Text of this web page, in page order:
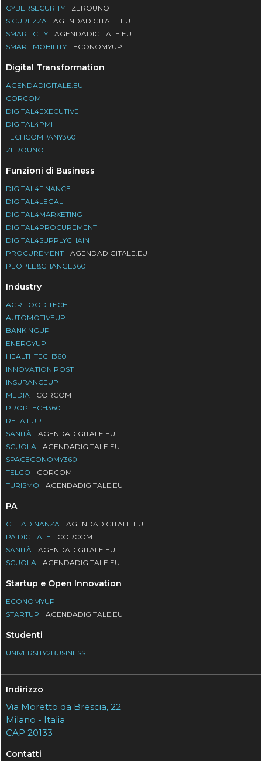
CYBERSECURITY
ZEROUNO
SICUREZZA
AGENDADIGITALE.EU
SMART CITY
AGENDADIGITALE.EU
SMART MOBILITY
ECONOMYUP
Digital Transformation
AGENDADIGITALE.EU
CORCOM
DIGITAL4EXECUTIVE
DIGITAL4PMI
TECHCOMPANY360
ZEROUNO
Funzioni di Business
DIGITAL4FINANCE
DIGITAL4LEGAL
DIGITAL4MARKETING
DIGITAL4PROCUREMENT
DIGITAL4SUPPLYCHAIN
PROCUREMENT
AGENDADIGITALE.EU
PEOPLE&CHANGE360
Industry
AGRIFOOD.TECH
AUTOMOTIVEUP
BANKINGUP
ENERGYUP
HEALTHTECH360
INNOVATION POST
INSURANCEUP
MEDIA
CORCOM
PROPTECH360
RETAILUP
SANITÀ
AGENDADIGITALE.EU
SCUOLA
AGENDADIGITALE.EU
SPACECONOMY360
TELCO
CORCOM
TURISMO
AGENDADIGITALE.EU
PA
CITTADINANZA
AGENDADIGITALE.EU
PA DIGITALE
CORCOM
SANITÀ
AGENDADIGITALE.EU
SCUOLA
AGENDADIGITALE.EU
Startup e Open Innovation
ECONOMYUP
STARTUP
AGENDADIGITALE.EU
Studenti
UNIVERSITY2BUSINESS
Indirizzo
Via Moretto da Brescia, 22
Milano - Italia
CAP 20133
Contatti